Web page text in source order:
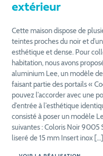
teintes proches du noir et
esthétique et dense. Pour
habitation, nous avons
aluminium Lee, un modèle
faisant partie des portails «
pouvez l’accorder avec une
d’entrée à l’esthétique
consisté à poser un modèle
suivantes : Coloris Noir 9005
liseré de 15 mm Insert inox […]